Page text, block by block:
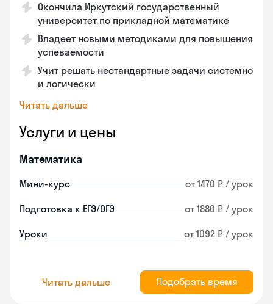
Окончила Иркутский государственный
университет по прикладной математике
Владеет новыми методиками для повышения
успеваемости
Учит решать нестандартные задачи системно
и логически
Читать дальше
Услуги и цены
Математика
Мини-курс от 1470 ₽ / урок
Подготовка к ЕГЭ/ОГЭ от 1880 ₽ / урок
Уроки от 1092 ₽ / урок
Читать дальше Подобрать время